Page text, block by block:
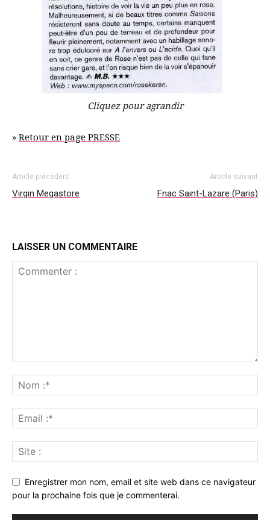
Cliquez pour agrandir
» Retour en page PRESSE
Article précédent
Virgin Megastore
Article suivant
Fnac Saint-Lazare (Paris)
LAISSER UN COMMENTAIRE
Enregistrer mon nom, email et site web dans ce navigateur
pour la prochaine fois que je commenterai.